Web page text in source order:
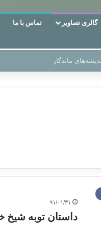
گالری تصاویر تماس با ما
۹۱/۰۱/۳۱
داستان توبه شیخ